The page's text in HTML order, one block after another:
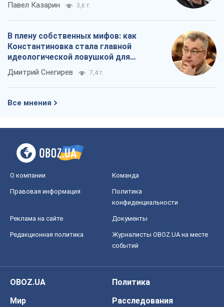
Павел Казарин 3,6 т.
В плену собственных мифов: как
Константиновка стала главной
идеологической ловушкой для
российских оккупантов
Дмитрий Снегирев 7,4 т.
Все мнения
О компании Команда
Правовая информация
Политика
конфиденциальности
Реклама на сайте Документы
Редакционная политика
Журналисты OBOZ.UA на месте
событий
OBOZ.UA
Политика
Мир
Расследования